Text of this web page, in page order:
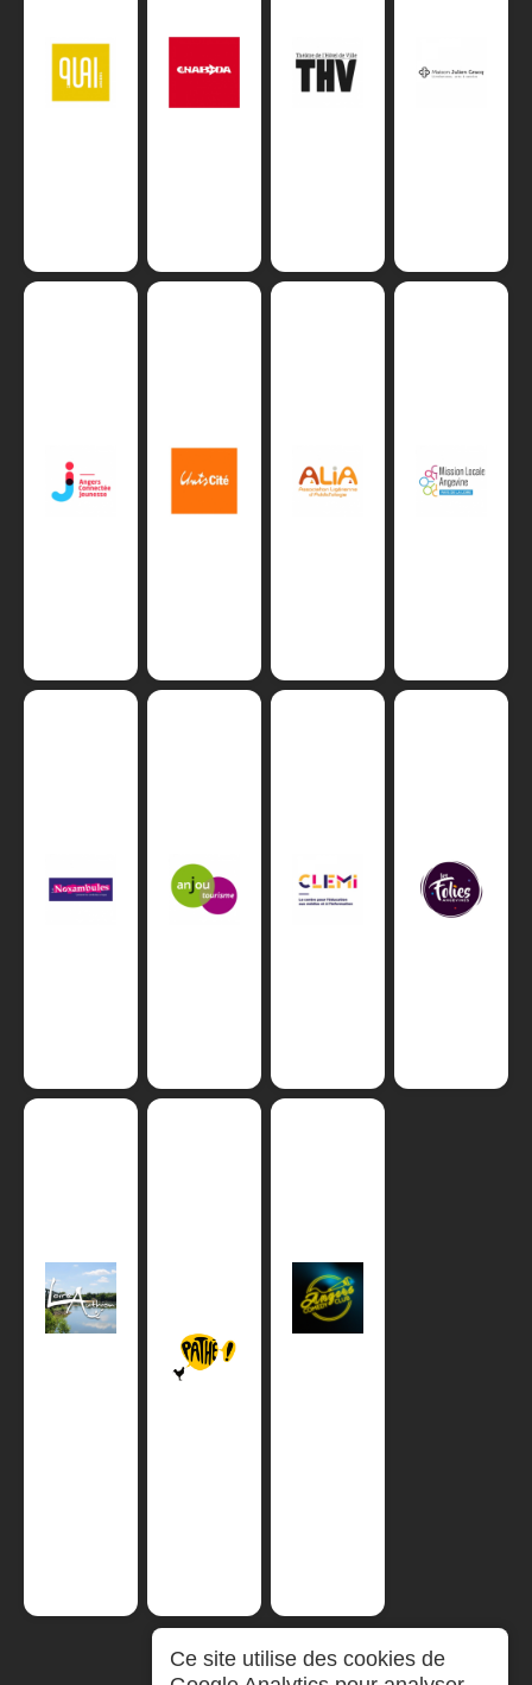
Ce site utilise des cookies de